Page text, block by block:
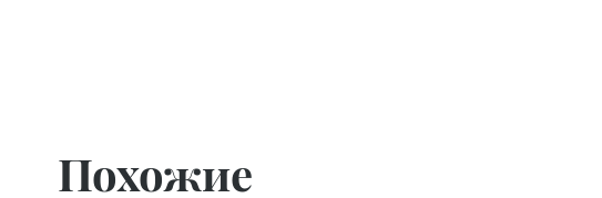
Похожие